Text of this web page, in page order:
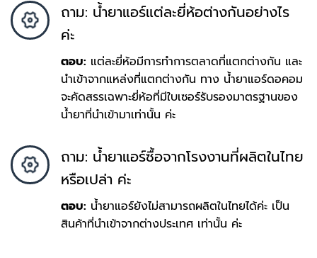
ถาม: น้ำยาแอร์แต่ละยี่ห้อต่างกันอย่างไร
ค่ะ
ตอบ: แต่ละยี่ห้อมีการทำการตลาดที่แตกต่างกัน และ
นำเข้าจากแหล่งที่แตกต่างกัน ทาง น้ำยาแอร์ดอคอม
จะคัดสรรเฉพาะยี่ห้อที่มีใบเซอร์รับรองมาตรฐานของ
น้ำยาที่นำเข้ามาเท่านั้น ค่ะ
ถาม: น้ำยาแอร์ซื้อจากโรงงานที่ผลิตในไทย
หรือเปล่า ค่ะ
ตอบ: น้ำยาแอร์ยังไม่สามารถผลิตในไทยได้ค่ะ เป็น
สินค้าที่นำเข้าจากต่างประเทศ เท่านั้น ค่ะ